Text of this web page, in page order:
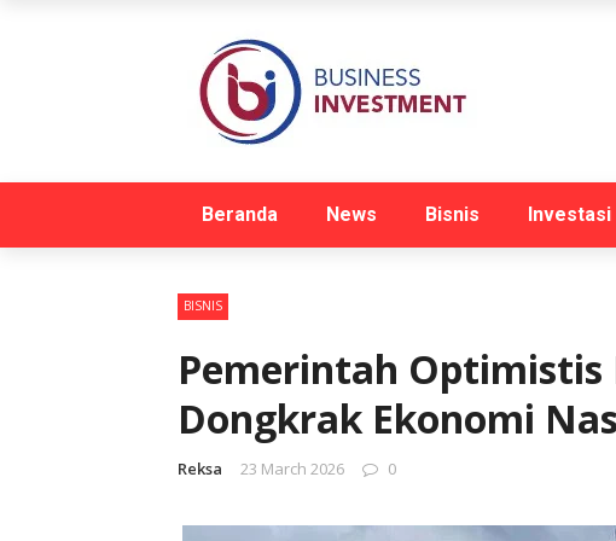
Beranda News Bisnis Investasi
BISNIS
Pemerintah Optimistis
Dongkrak Ekonomi
Reksa 23 March 2026 0